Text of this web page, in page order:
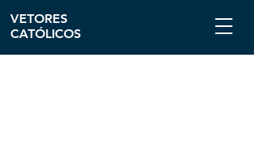
VETORES
CATÓLICOS